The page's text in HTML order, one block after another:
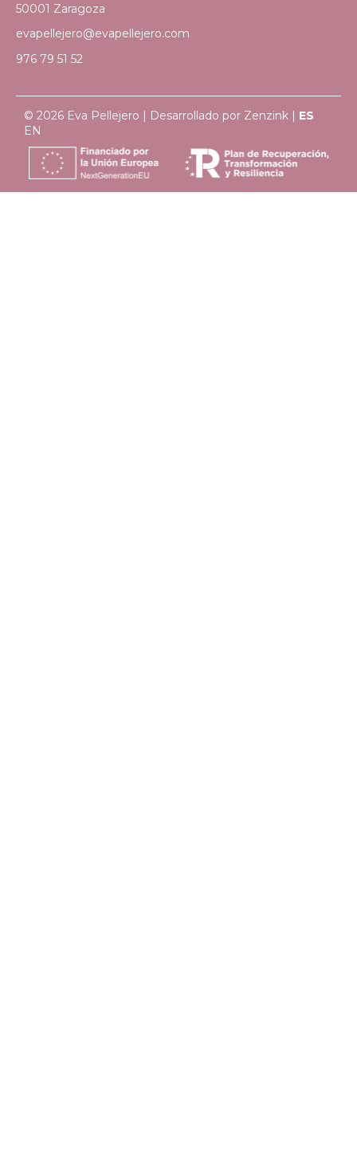
50001 Zaragoza
evapellejero@evapellejero.com
976 79 51 52
© 2026 Eva Pellejero | Desarrollado por Zenzink | ES
EN